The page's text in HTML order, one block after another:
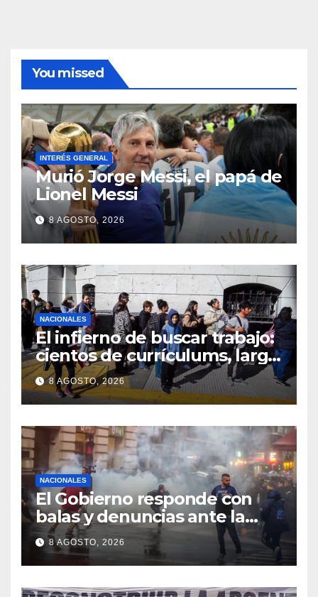
You missed
INTERÉS GENERAL
Murió Jorge Messi, el papá de
Lionel Messi
8 AGOSTO, 2026
NACIONALES
El infierno de buscar trabajo:
cientos de currículums, larga
espera y menos puestos
registrados
8 AGOSTO, 2026
NACIONALES
El Gobierno responde con
balas y denuncias ante la
protesta
8 AGOSTO, 2026